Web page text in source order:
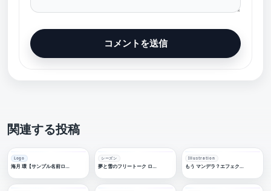
関連する投稿
Logo シーズン Illustration